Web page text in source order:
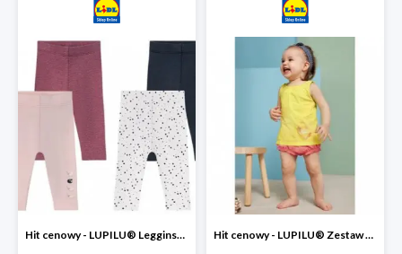
Hit cenowy - LUPILU® Legginsy niemowlęce z biobawełną, 2 pary Hit cenowy - LUPILU® Zestaw dziecięcy z biobawełny (body + koszulka + spodenki), 1 komplet